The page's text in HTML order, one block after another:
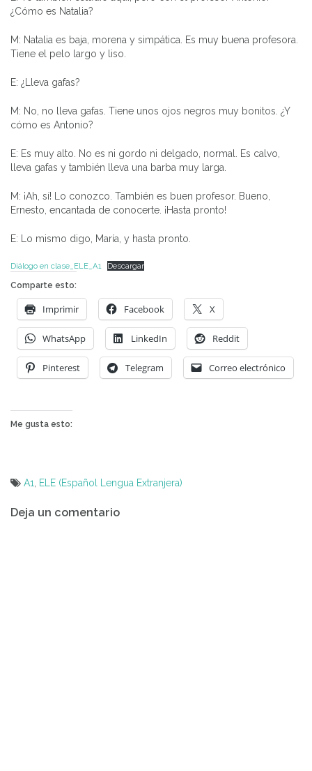
¿Cómo es Natalia?
M: Natalia es baja, morena y simpática. Es muy buena profesora.
Tiene el pelo largo y liso.
E: ¿Lleva gafas?
M: No, no lleva gafas. Tiene unos ojos negros muy bonitos. ¿Y
cómo es Antonio?
E: Es muy alto. No es ni gordo ni delgado, normal. Es calvo,
lleva gafas y también lleva una barba muy larga.
M: ¡Ah, sí! Lo conozco. También es buen profesor. Bueno,
Ernesto, encantada de conocerte. ¡Hasta pronto!
E: Lo mismo digo, María, y hasta pronto.
Diálogo en clase_ELE_A1
Descargar
Comparte esto:
Imprimir Facebook X
WhatsApp LinkedIn Reddit
Pinterest Telegram Correo electrónico
Me gusta esto:
A1 ELE (Español Lengua Extranjera)
de
Deja un comentario